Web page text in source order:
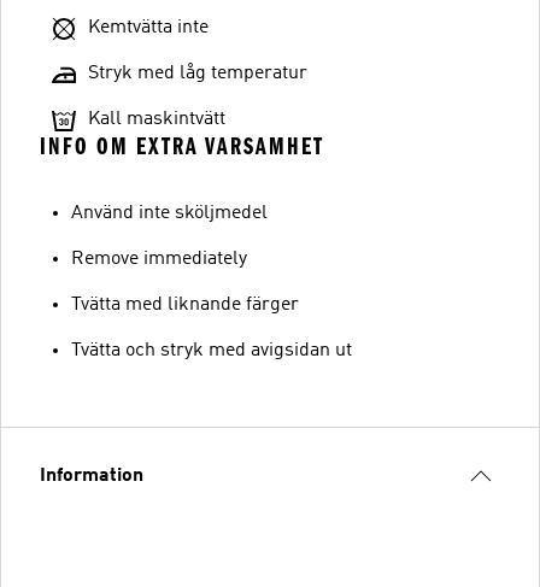
Kemtvätta inte
Stryk med låg temperatur
Kall maskintvätt
INFO OM EXTRA VARSAMHET
Använd inte sköljmedel
Remove immediately
Tvätta med liknande färger
Tvätta och stryk med avigsidan ut
Information